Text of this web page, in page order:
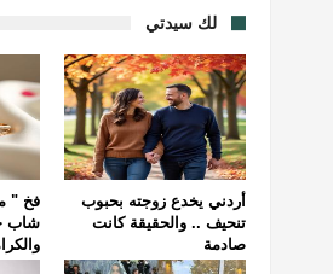
لك سيدتي
فخ "
شاب
والكرامة
أردني يخدع زوجته بحبوب
تنحيف .. والحقيقة كانت
صادمة